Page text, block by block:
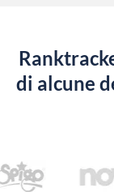
di alcune